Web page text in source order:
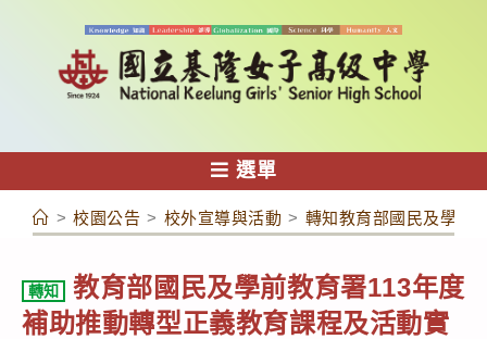
容
選單
> 校園公告 > 校外宣導與活動 > 轉知教育部國民及學前
轉知
教育部國民及學前教育署113年度
補助推動轉型正義教育課程及活動實